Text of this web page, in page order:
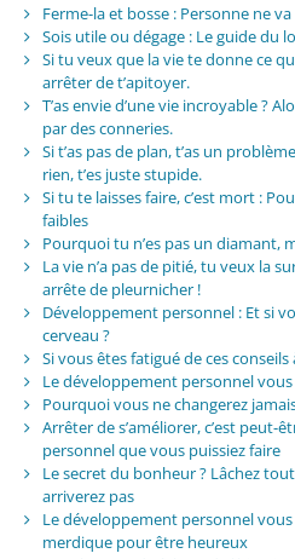
Ferme-la et bosse : Personne ne
Sois utile ou dégage : Le guide du
Si tu veux que la vie te donne ce
arrêter de t’apitoyer.
T’as envie d’une vie incroyable ?
par des conneries.
Si t’as pas de plan, t’as un
rien, t’es juste stupide.
Si tu te laisses faire, c’est mort :
faibles
Pourquoi tu n’es pas un diamant,
La vie n’a pas de pitié, tu veux la
arrête de pleurnicher !
Développement personnel : Et si
cerveau ?
Si vous êtes fatigué de ces
Le développement personnel vous
Pourquoi vous ne changerez
Arrêter de s’améliorer, c’est
personnel que vous puissiez faire
Le secret du bonheur ? Lâchez
arriverez pas
Le développement personnel
merdique pour être heureux